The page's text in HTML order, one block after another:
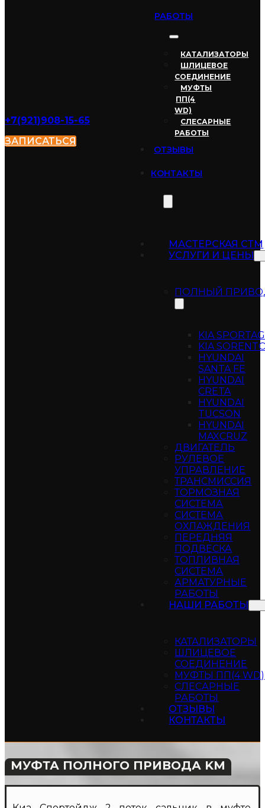
РАБОТЫ
КАТАЛИЗАТОРЫ
ШЛИЦЕВОЕ
СОЕДИНЕНИЕ
МУФТЫ
ПП(4
WD)
СЛЕСАРНЫЕ
РАБОТЫ
ОТЗЫВЫ
КОНТАКТЫ
МАСТЕРСКАЯ СТМ
УСЛУГИ И ЦЕНЫ
ПОЛНЫЙ
KIA
KIA
HYUNDAI
SANTA FE
HYUNDAI
CRETA
HYUNDAI
TUCSON
HYUNDAI
MAXCRUZ
ДВИГАТЕЛЬ
РУЛЕВОЕ
УПРАВЛЕНИЕ
ТРАНСМИССИЯ
ТОРМОЗНАЯ
СИСТЕМА
СИСТЕМА
ОХЛАЖДЕНИЯ
ПЕРЕДНЯЯ
ПОДВЕСКА
ТОПЛИВНАЯ
СИСТЕМА
АРМАТУРНЫЕ
РАБОТЫ
НАШИ РАБОТЫ
КАТАЛИЗАТОРЫ
ШЛИЦЕВОЕ
СОЕДИНЕНИЕ
МУФТЫ ПП(4 WD)
СЛЕСАРНЫЕ
РАБОТЫ
ОТЗЫВЫ
КОНТАКТЫ
+7(921)908-15-65
ЗАПИСАТЬСЯ
МУФТА ПОЛНОГО ПРИВОДА KM